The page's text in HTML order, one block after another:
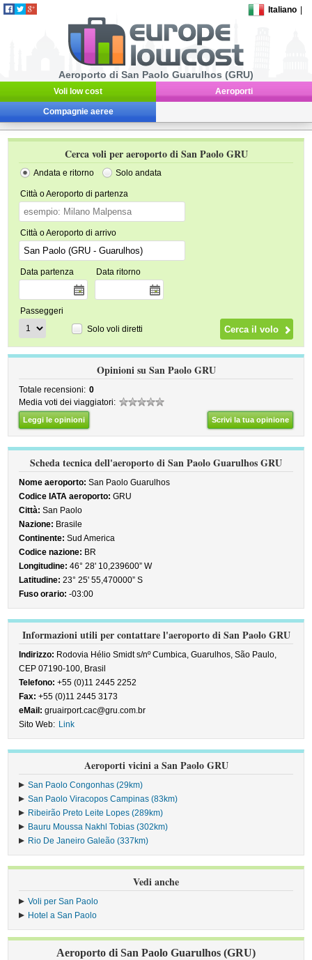
Italiano
Aeroporto di San Paolo Guarulhos (GRU)
Voli low cost Aeroporti
Compagnie aeree
Cerca voli per aeroporto di San Paolo GRU
Andata e ritorno Solo andata
Città o Aeroporto di partenza
Città o Aeroporto di arrivo
Data partenza Data ritorno
Passeggeri
Solo voli diretti
Opinioni su San Paolo GRU
Totale recensioni: 0
Media voti dei viaggiatori:
Leggi le opinioni Scrivi la tua opinione
Scheda tecnica dell'aeroporto di San Paolo Guarulhos GRU
Nome aeroporto: San Paolo Guarulhos
Codice IATA aeroporto: GRU
Città: San Paolo
Nazione: Brasile
Continente: Sud America
Codice nazione: BR
Longitudine: 46° 28' 10,239600” W
Latitudine: 23° 25' 55,470000” S
Fuso orario: -03:00
Informazioni utili per contattare l'aeroporto di San Paolo GRU
Indirizzo: Rodovia Hélio Smidt s/nº Cumbica, Guarulhos, São Paulo,
CEP 07190-100, Brasil
Telefono: +55 (0)11 2445 2252
Fax: +55 (0)11 2445 3173
eMail: gruairport.cac@gru.com.br
Sito Web: Link
Aeroporti vicini a San Paolo GRU
San Paolo Congonhas (29km)
San Paolo Viracopos Campinas (83km)
Ribeirão Preto Leite Lopes (289km)
Bauru Moussa Nakhl Tobias (302km)
Rio De Janeiro Galeão (337km)
Vedi anche
Voli per San Paolo
Hotel a San Paolo
Aeroporto di San Paolo Guarulhos (GRU)